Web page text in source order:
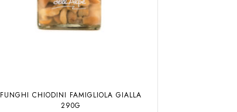
FUNGHI CHIODINI FAMIGLIOLA GIALLA
290G